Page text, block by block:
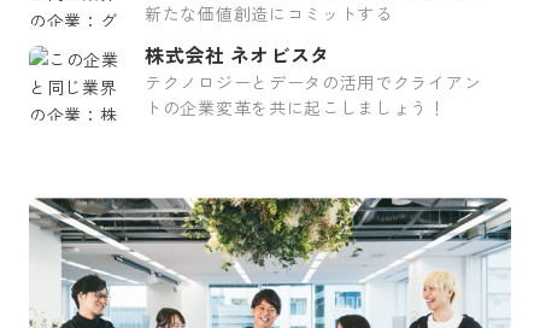
新たな価値創造にコミットする
株式会社 ネオビスタ
テクノロジーとデータの活用でクライアン
トの企業変革を共に起こしましょう！